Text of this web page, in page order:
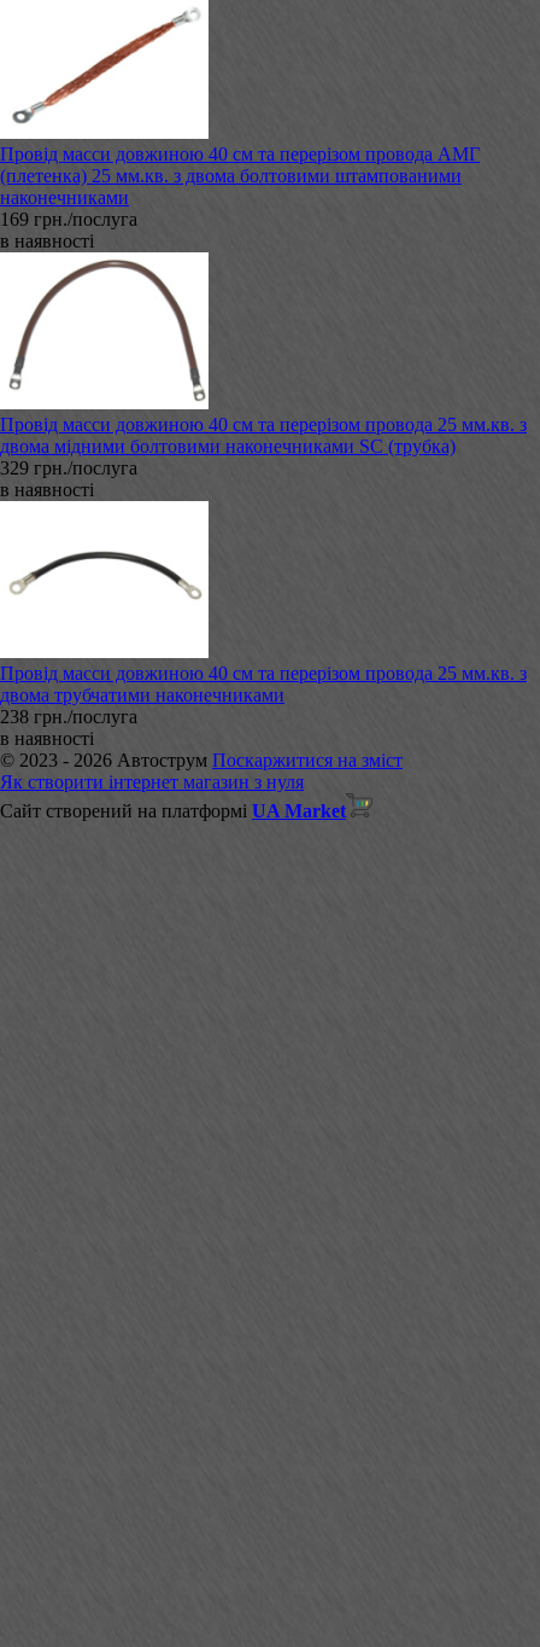
Провід масси довжиною 40 см та перерізом провода АМГ
(плетенка) 25 мм.кв. з двома болтовими штампованими
наконечниками
169 грн./послуга
в наявності
Провід масси довжиною 40 см та перерізом провода 25 мм.кв. з
двома мідними болтовими наконечниками SC (трубка)
329 грн./послуга
в наявності
Провід масси довжиною 40 см та перерізом провода 25 мм.кв. з
двома трубчатими наконечниками
238 грн./послуга
в наявності
© 2023 - 2026 Автострум Поскаржитися на зміст
Як створити інтернет магазин з нуля
Сайт створений на платформі UA Market